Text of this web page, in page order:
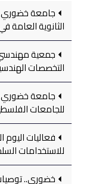
جامعة خضوري
الثانوية
جمعية
التخصصات
جامعة خضوري
للجامعات
فعاليات اليوم
للاستخدامات
خضوري..